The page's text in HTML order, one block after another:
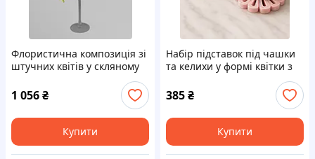
Флористична композиція зі
штучних квітів у скляному
келиху-підсвічнику, висота
62 см
1 056₴
Купити
Набір підставок під чашки
та келихи у формі квітки з
385₴
Купити